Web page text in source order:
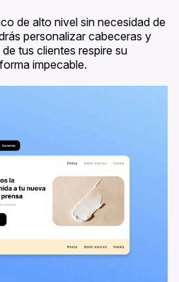
de alto nivel sin necesidad de
personalizar cabeceras y
tus clientes respire su
impecable.